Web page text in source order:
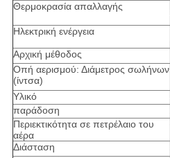
Θερμοκρασία απαλλαγής
Ηλεκτρική ενέργεια
Αρχική μέθοδος
Οπή αερισμού: Διάμετρος σωλήνων
(ίντσα)
Υλικό
παράδοση
Περιεκτικότητα σε πετρέλαιο του
αέρα
Διάσταση